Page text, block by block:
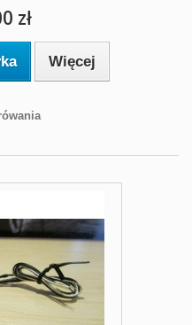
zł
Więcej